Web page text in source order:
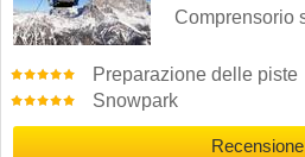
Comprensorio
Preparazione delle piste
Snowpark
Recensione